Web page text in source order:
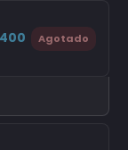
Agotado